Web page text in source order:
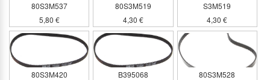
80S3M537
5,80 €
80S3M519
4,30 €
S3M519
4,30 €
80S3M420
B395068
80S3M528